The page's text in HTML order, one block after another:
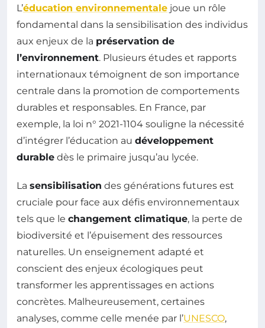
L’éducation environnementale joue un rôle
fondamental dans la sensibilisation des individus
aux enjeux de la préservation de
l’environnement. Plusieurs études et rapports
internationaux témoignent de son importance
centrale dans la promotion de comportements
durables et responsables. En France, par
exemple, la loi n° 2021-1104 souligne la nécessité
d’intégrer l’éducation au développement
durable dès le primaire jusqu’au lycée.
La sensibilisation des générations futures est
cruciale pour face aux défis environnementaux
tels que le changement climatique, la perte de
biodiversité et l’épuisement des ressources
naturelles. Un enseignement adapté et
conscient des enjeux écologiques peut
transformer les apprentissages en actions
concrètes. Malheureusement, certaines
analyses, comme celle menée par l’UNESCO,